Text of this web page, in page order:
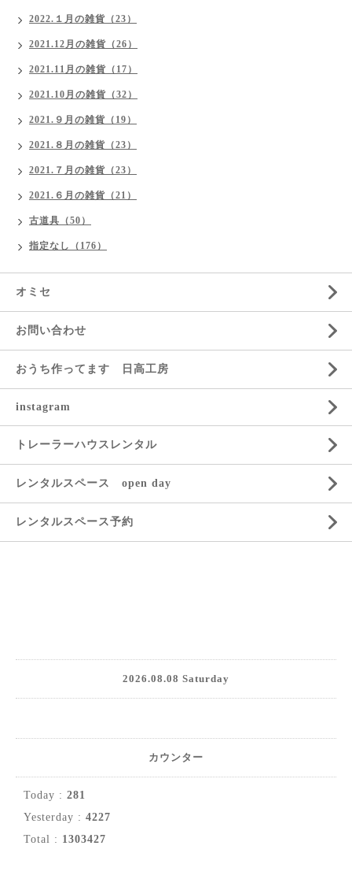
2022.１月の雑貨（23）
2021.12月の雑貨（26）
2021.11月の雑貨（17）
2021.10月の雑貨（32）
2021.９月の雑貨（19）
2021.８月の雑貨（23）
2021.７月の雑貨（23）
2021.６月の雑貨（21）
古道具（50）
指定なし（176）
オミセ
お問い合わせ
おうち作ってます 日高工房
instagram
トレーラーハウスレンタル
レンタルスペース open day
レンタルスペース予約
2026.08.08 Saturday
カウンター
Today : 281
Yesterday : 4227
Total : 1303427